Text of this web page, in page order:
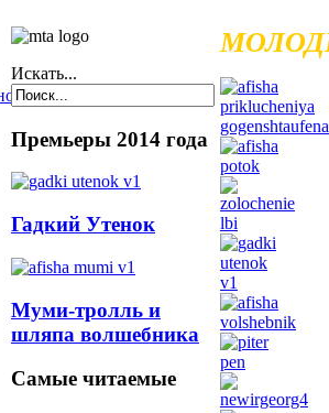
Искать...
Премьеры 2014 года
Гадкий Утенок
Муми-тролль и
шляпа волшебника
Самые читаемые